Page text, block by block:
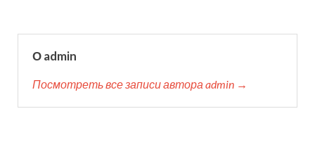
О admin
Посмотреть все записи автора admin →